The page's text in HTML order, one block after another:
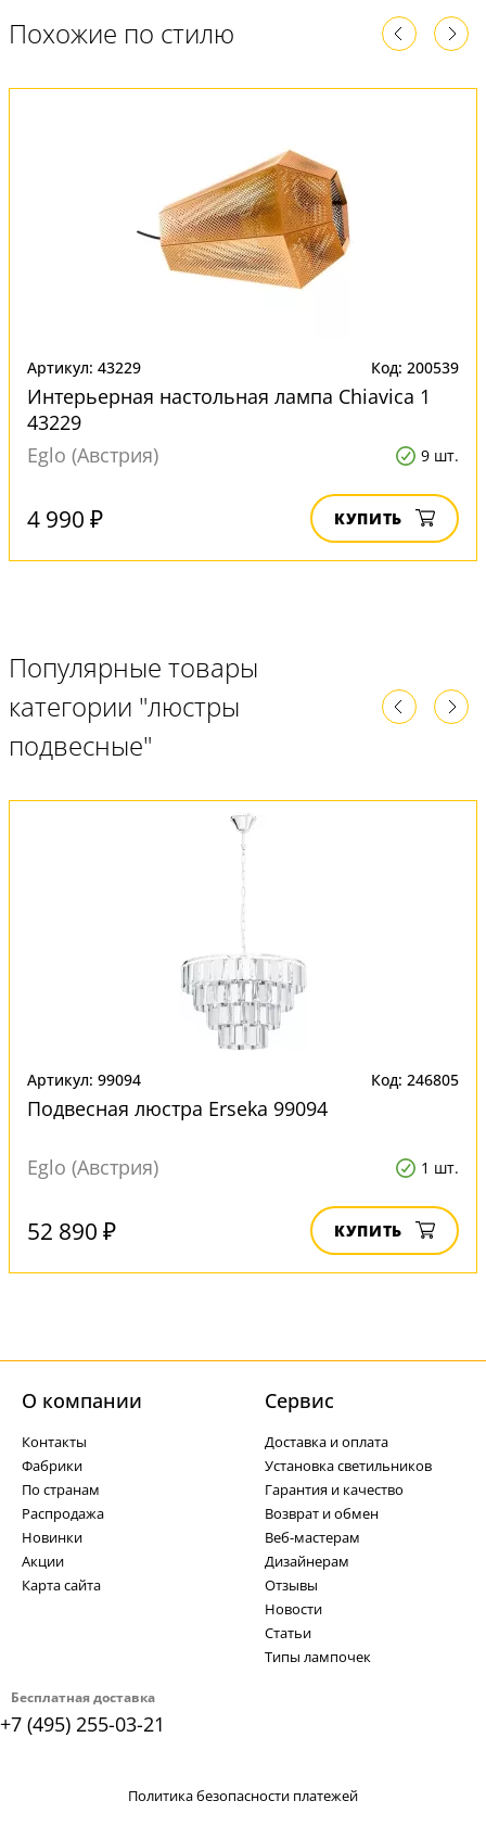
Похожие по стилю
Артикул: 43229 Код: 200539
Интерьерная настольная лампа Chiavica 1
43229
Eglo (Австрия)
9 шт.
4 990 ₽ КУПИТЬ
Популярные товары
категории "люстры
подвесные"
Артикул: 99094 Код: 246805
Подвесная люстра Erseka 99094
Eglo (Австрия) 1 шт.
52 890 ₽ КУПИТЬ
Бесплатная доставка
+7 (495) 255-03-21
О компании
Контакты
Фабрики
По странам
Распродажа
Новинки
Акции
Карта сайта
Cервис
Доставка и оплата
Установка светильников
Гарантия и качество
Возврат и обмен
Веб-мастерам
Дизайнерам
Отзывы
Новости
Статьи
Типы лампочек
Политика безопасности платежей